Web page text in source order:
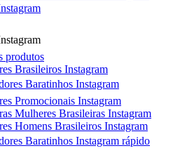
produtos
Brasileiros Instagram
Baratinhos Instagram
Promocionais Instagram
Mulheres Brasileiras Instagram
Homens Brasileiros Instagram
Baratinhos Instagram rápido